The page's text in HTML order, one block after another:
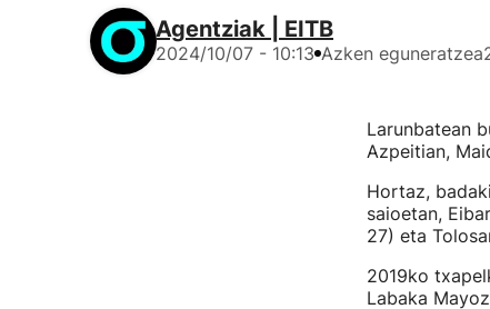
Agentziak | EITB
2024/10/07 - 10:13 Azken eguneratzea
Larunbatean
Azpeitian,
Hortaz,
saioetan,
27) eta
2019ko
Labaka